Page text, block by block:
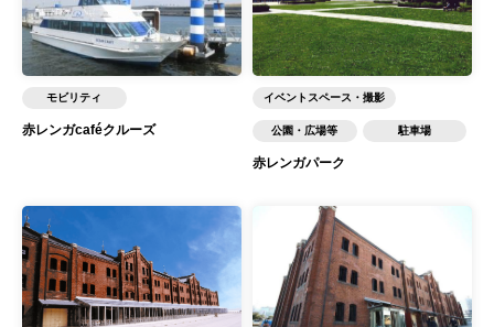
赤レンガcaféクルーズ
モビリティ
赤レンガパーク
イベントスペース・撮影
公園・広場等 駐車場